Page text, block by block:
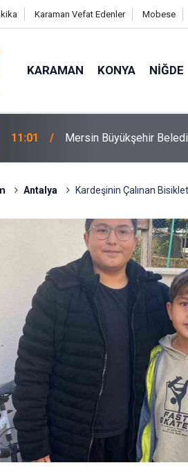
Karaman Vefat Edenler Mobese
KARAMAN KONYA NIĞDE
10:45 Mersin’de ‘yaz Dostum’
Antalya Kardeşinin Çalınan